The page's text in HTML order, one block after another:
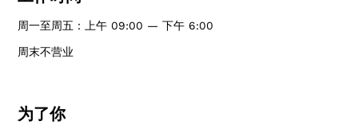
周一至周五：上午 09:00 — 下午 6:00
周末不营业
为了你